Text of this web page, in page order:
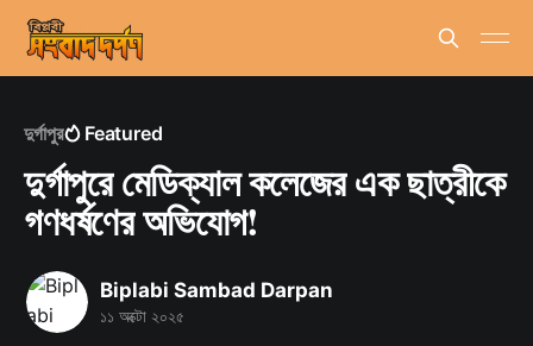
দুর্গাপুর Featured
দুর্গাপুরে মেডিক্যাল কলেজের এক ছাত্রীকে
গণধর্ষণের অভিযোগ!
Biplabi Sambad Darpan
১১ অক্টো ২০২৫